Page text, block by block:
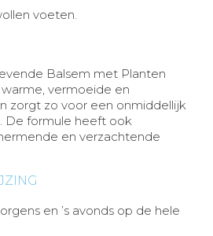
voeten.
Balsem met Planten
vermoeide en
zorgt zo voor een onmiddellijk
De formule heeft ook
en verzachtende
en ’s avonds op de hele